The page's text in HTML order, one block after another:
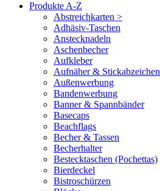
Produkte A-Z
Abstreichkarten >
Adhäsiv-Taschen
Anstecknadeln
Aschenbecher
Aufkleber
Aufnäher & Stickabzeichen
Außenwerbung
Bandenwerbung
Banner & Spannbänder
Basecaps
Beachflags
Becher & Tassen
Becherhalter
Bestecktaschen (Pochettas)
Bierdeckel
Bistroschürzen